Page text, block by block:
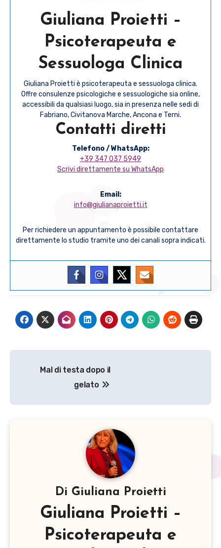
Giuliana Proietti –
Psicoterapeuta e
Sessuologa Clinica
Giuliana Proietti è psicoterapeuta e sessuologa clinica.
Offre consulenze psicologiche e sessuologiche sia online,
accessibili da qualsiasi luogo, sia in presenza nelle sedi di
Fabriano, Civitanova Marche, Ancona e Terni.
Contatti diretti
Telefono / WhatsApp:
+39 347 037 5949
Scrivi direttamente su WhatsApp
Email:
info@giulianaproietti.it
Per richiedere un appuntamento è possibile contattare
direttamente lo studio tramite uno dei canali sopra indicati.
Mal di testa dopo il
gelato
Di Giuliana Proietti
Giuliana Proietti –
Psicoterapeuta e